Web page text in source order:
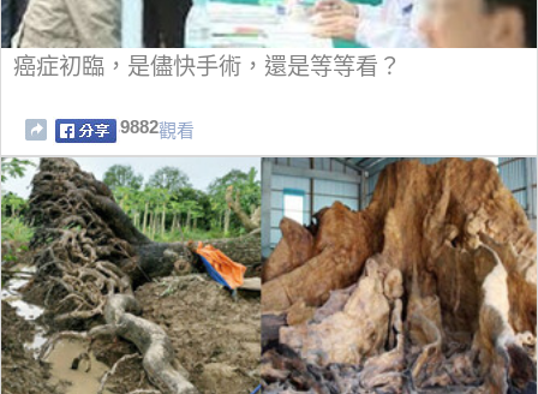
癌症初臨，是儘快手術，還是等等看？
9882觀看